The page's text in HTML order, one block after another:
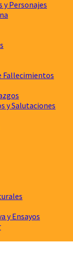
y Personajes
Fallecimientos
y Salutaciones
y Ensayos